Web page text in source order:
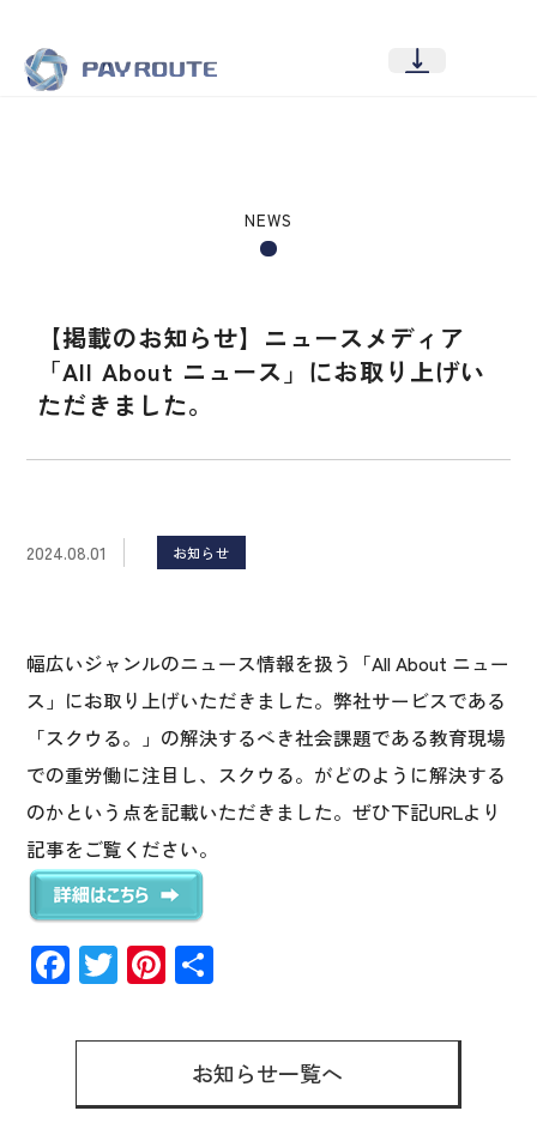
【掲載のお知らせ】ニュースメディア
「All About ニュース」にお取り上げい
ただきました。
NEWS
2024.08.01 お知らせ
幅広いジャンルのニュース情報を扱う「All About ニュー
ス」にお取り上げいただきました。弊社サービスである
「スクウる。」の解決するべき社会課題である教育現場
での重労働に注目し、スクウる。がどのように解決する
のかという点を記載いただきました。ぜひ下記URLより
記事をご覧ください。
F
ac
e
o
T
wi
tt
Pi
nt
er
es
t
お知らせ一覧へ